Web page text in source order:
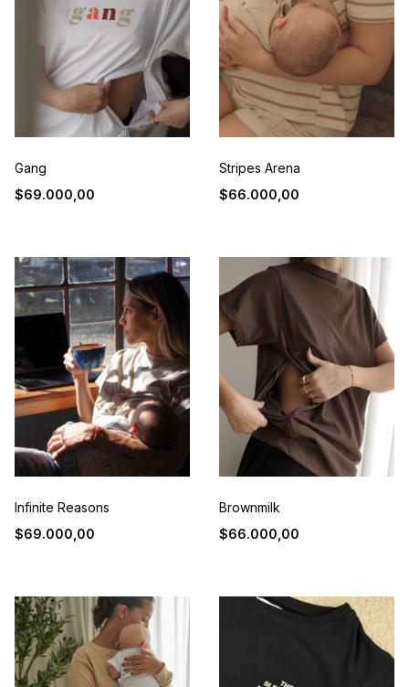
Gang
$69.000,00
Stripes Arena
$66.000,00
Infinite Reasons
$69.000,00
Brownmilk
$66.000,00